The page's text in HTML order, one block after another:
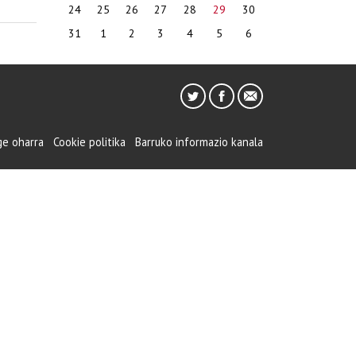
24
25 26 27 28 29
30
31
1 2 3 4 5 6
oharra Cookie politika Barruko informazio kanala